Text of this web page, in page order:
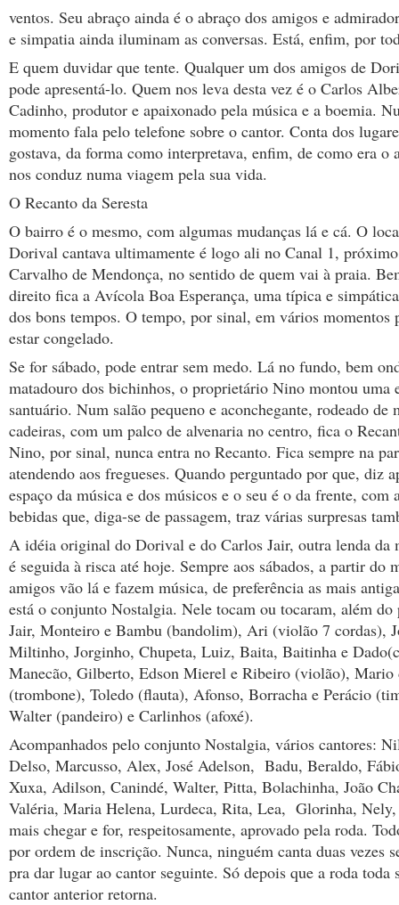
ventos. Seu abraço ainda é o abraço dos amigos e
e simpatia ainda iluminam as conversas. Está, enfim, por
E quem duvidar que tente. Qualquer um dos amigos de
pode apresentá-lo. Quem nos leva desta vez é o Carlos
Cadinho, produtor e apaixonado pela música e a boemia.
momento fala pelo telefone sobre o cantor. Conta dos
gostava, da forma como interpretava, enfim, de como era o
nos conduz numa viagem pela sua vida.
O Recanto da Seresta
O bairro é o mesmo, com algumas mudanças lá e cá. O
Dorival cantava ultimamente é logo ali no Canal 1,
Carvalho de Mendonça, no sentido de quem vai à praia.
direito fica a Avícola Boa Esperança, uma típica e
dos bons tempos. O tempo, por sinal, em vários momentos
estar congelado.
Se for sábado, pode entrar sem medo. Lá no fundo, bem
matadouro dos bichinhos, o proprietário Nino montou uma
santuário. Num salão pequeno e aconchegante, rodeado de
cadeiras, com um palco de alvenaria no centro, fica o
Nino, por sinal, nunca entra no Recanto. Fica sempre na
atendendo aos fregueses. Quando perguntado por que, diz
espaço da música e dos músicos e o seu é o da frente, com
bebidas que, diga-se de passagem, traz várias surpresas
A idéia original do Dorival e do Carlos Jair, outra lenda da
é seguida à risca até hoje. Sempre aos sábados, a partir do
amigos vão lá e fazem música, de preferência as mais
está o conjunto Nostalgia. Nele tocam ou tocaram, além
Jair, Monteiro e Bambu (bandolim), Ari (violão 7 cordas),
Miltinho, Jorginho, Chupeta, Luiz, Baita, Baitinha e
Manecão, Gilberto, Edson Mierel e Ribeiro (violão), Mario
(trombone), Toledo (flauta), Afonso, Borracha e Perácio
Walter (pandeiro) e Carlinhos (afoxé).
Acompanhados pelo conjunto Nostalgia, vários cantores:
Delso, Marcusso, Alex, José Adelson, Badu, Beraldo,
Xuxa, Adilson, Canindé, Walter, Pitta, Bolachinha, João
Valéria, Maria Helena, Lurdeca, Rita, Lea, Glorinha, Nely,
mais chegar e for, respeitosamente, aprovado pela roda.
por ordem de inscrição. Nunca, ninguém canta duas vezes
pra dar lugar ao cantor seguinte. Só depois que a roda toda
cantor anterior retorna.